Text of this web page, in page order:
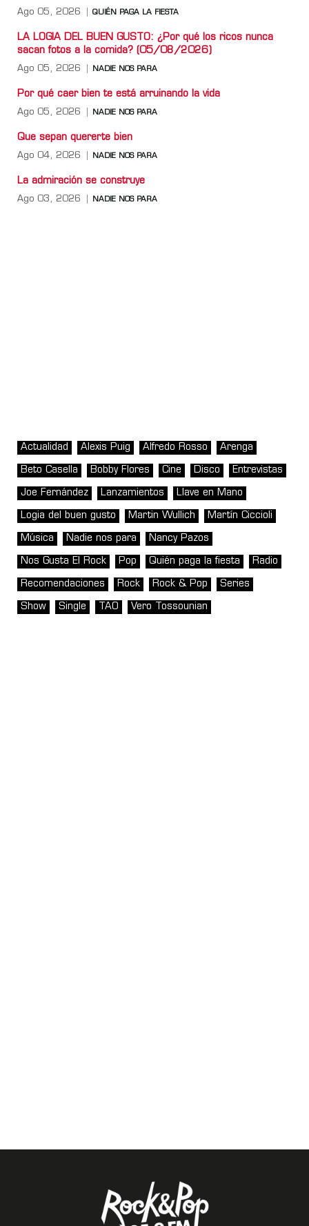
Ago 05, 2026 QUIÉN PAGA LA FIESTA
LA LOGIA DEL BUEN GUSTO: ¿Por qué los ricos nunca
sacan fotos a la comida? (05/08/2026)
Ago 05, 2026 NADIE NOS PARA
Por qué caer bien te está arruinando la vida
Ago 05, 2026 NADIE NOS PARA
Que sepan quererte bien
Ago 04, 2026 NADIE NOS PARA
La admiración se construye
Ago 03, 2026 NADIE NOS PARA
Actualidad Alexis Puig Alfredo Rosso Arenga
Beto Casella Bobby Flores Cine Disco Entrevistas
Joe Fernández Lanzamientos Llave en Mano
Logia del buen gusto Martin Wullich Martín Ciccioli
Música Nadie nos para Nancy Pazos
Nos Gusta El Rock Pop Quién paga la fiesta Radio
Recomendaciones Rock Rock & Pop Series
Show Single TAO Vero Tossounian